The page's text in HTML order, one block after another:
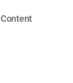
Content